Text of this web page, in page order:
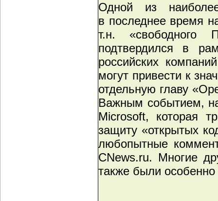
Одной из
в последнее время
т.н.
подтвердился в
российских
могут привести к
отдельную главу
Важным событием,
Microsoft, которая
защиту «открытых
любопытные
CNews.ru. Многие
также были